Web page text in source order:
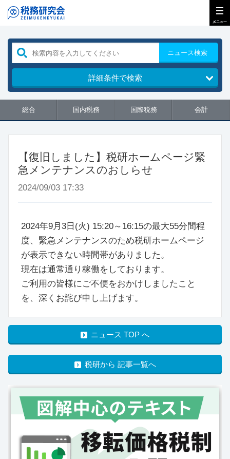
ニュース検索
詳細条件で検索
総合 国内税務 国際税務 会計
【復旧しました】税研ホームページ緊
急メンテナンスのおしらせ
2024/09/03 17:33
2024年9月3日(火) 15:20～16:15の最大55分間程
度、緊急メンテナンスのため税研ホームページ
が表示できない時間帯がありました。
現在は通常通り稼働をしております。
ご利用の皆様にご不便をおかけしましたこと
を、深くお詫び申し上げます。
ニュース TOP へ
税研から 記事一覧へ